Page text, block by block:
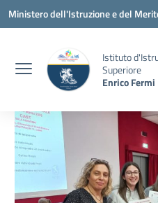
Vai ai contenuti
Vai al menu di navigazione
Vai al footer
Ministero dell'Istruzione e del
Istituto
Superiore
Enrico Fermi